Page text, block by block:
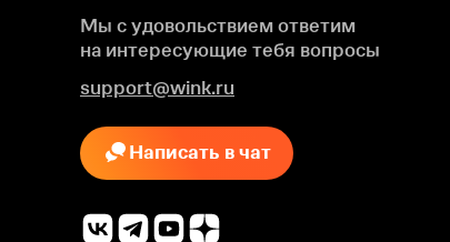
Мы с удовольствием ответим
на интересующие тебя вопросы
support@wink.ru
Написать в чат